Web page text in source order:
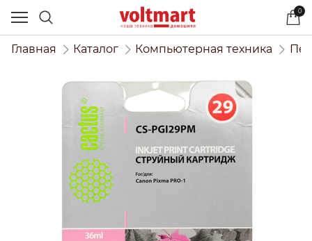
0
Главная Каталог Компьютерная техника